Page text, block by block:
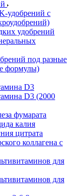
удобрений с
удобрений
под разные
формулы)
D3
D3 (2000
фумарата
калия
цитрата
коллагена с
для
для